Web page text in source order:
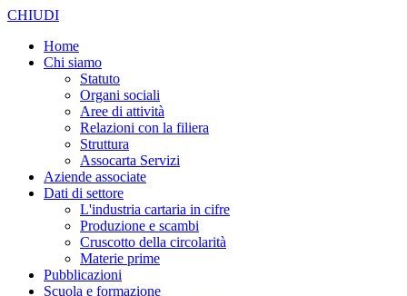
CHIUDI
Home
Chi siamo
Statuto
Organi sociali
Aree di attività
Relazioni con la filiera
Struttura
Assocarta Servizi
Aziende associate
Dati di settore
L'industria cartaria in cifre
Produzione e scambi
Cruscotto della circolarità
Materie prime
Pubblicazioni
Scuola e formazione